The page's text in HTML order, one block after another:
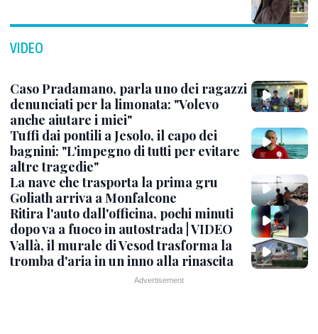
VIDEO
Caso Pradamano, parla uno dei ragazzi
denunciati per la limonata: "Volevo
anche aiutare i miei"
Tuffi dai pontili a Jesolo, il capo dei
bagnini: "L'impegno di tutti per evitare
altre tragedie"
La nave che trasporta la prima gru
Goliath arriva a Monfalcone
Ritira l'auto dall'officina, pochi minuti
dopo va a fuoco in autostrada | VIDEO
Vallà, il murale di Vesod trasforma la
tromba d'aria in un inno alla rinascita